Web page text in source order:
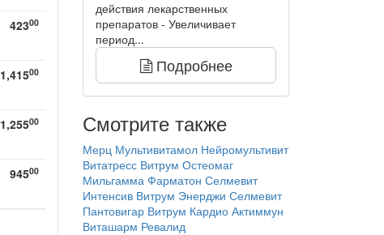
42300
1,41500
1,25500
94500
действия лекарственных
препаратов - Увеличивает
период...
Подробнее
Смотрите также
Мерц Мультивитамол Нейромультивит
Витатресс Витрум Остеомаг
Мильгамма Фарматон Селмевит
Интенсив Витрум Энерджи Селмевит
Пантовигар Витрум Кардио Актиммун
Виташарм Ревалид